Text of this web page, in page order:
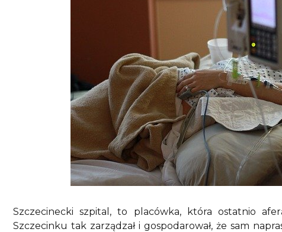
Szczecinecki szpital, to placówka, która ostatnio
Szczecinku tak zarządzał i gospodarował, że sam